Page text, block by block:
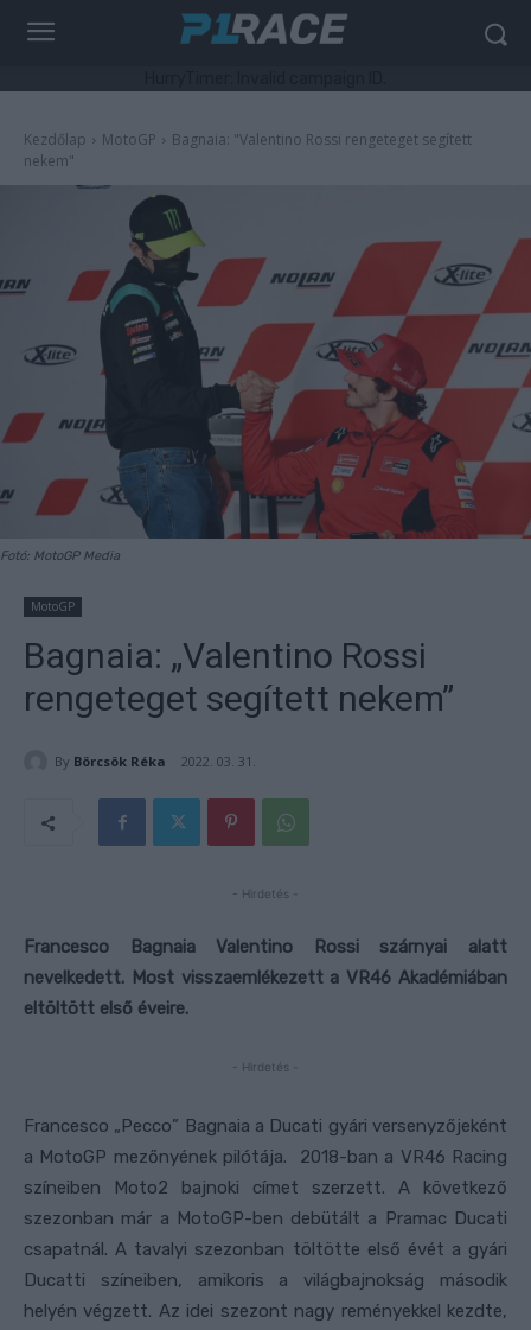
Kezdőlap MotoGP
Bagnaia: "Valentino Rossi rengeteget segített
nekem"
Fotó: MotoGP Media
MotoGP
Bagnaia: „Valentino Rossi
rengeteget segített nekem”
By Börcsök Réka 2022. 03. 31.
- Hirdetés -
Francesco Bagnaia Valentino Rossi szárnyai alatt
nevelkedett. Most visszaemlékezett a VR46 Akadémiában
eltöltött első éveire.
- Hirdetés -
Francesco „Pecco” Bagnaia a Ducati gyári versenyzőjeként
a MotoGP mezőnyének pilótája. 2018-ban a VR46 Racing
színeiben Moto2 bajnoki címet szerzett. A következő
szezonban már a MotoGP-ben debütált a Pramac Ducati
csapatnál. A tavalyi szezonban töltötte első évét a gyári
Ducatti színeiben, amikoris a világbajnokság második
helyén végzett. Az idei szezont nagy reményekkel kezdte,